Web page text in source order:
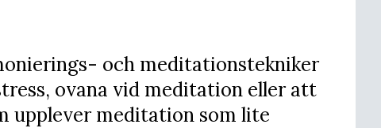
och meditationstekniker
ovana vid meditation eller att
upplever meditation som lite